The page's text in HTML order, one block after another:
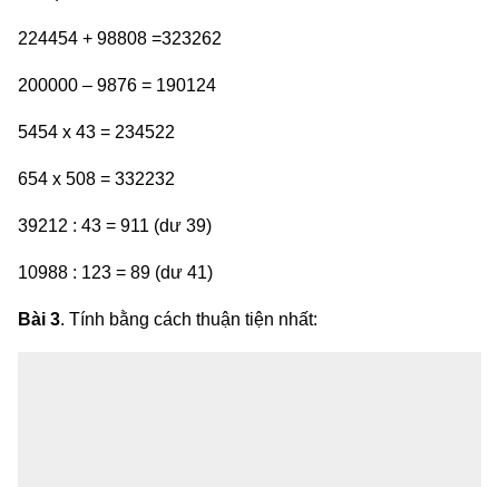
224454 + 98808 =323262
200000 – 9876 = 190124
5454 x 43 = 234522
654 x 508 = 332232
39212 : 43 = 911 (dư 39)
10988 : 123 = 89 (dư 41)
Bài 3. Tính bằng cách thuận tiện nhất: